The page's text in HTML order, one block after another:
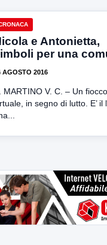
e Antonietta,
per una
AGOSTO 2016
MARTINO V. C. – Un
in segno di lutto. E’ il